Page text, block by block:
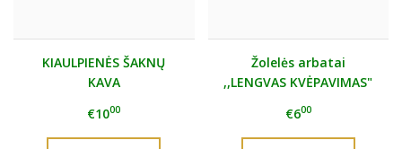
KIAULPIENĖS ŠAKNŲ
KAVA
€1000
Žolelės arbatai
,,LENGVAS KVĖPAVIMAS"
€600